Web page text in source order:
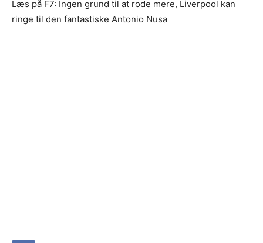
Læs på F7: Ingen grund til at rode mere, Liverpool kan
ringe til den fantastiske Antonio Nusa